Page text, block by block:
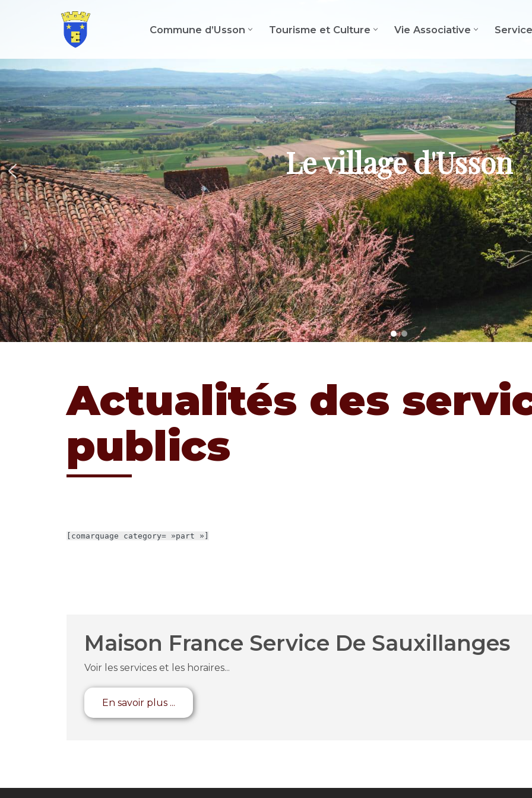
contenu
Commune d’Usson Tourisme et Culture Vie Associative
Le village d'Usson
Actualités des
publics
[comarquage category= »part »]
Maison France Service De Sauxillanges
Voir les services et les horaires...
En savoir plus ...